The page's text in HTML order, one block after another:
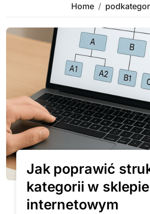
Home
Jak poprawić
kategorii w sklepie
internetowym